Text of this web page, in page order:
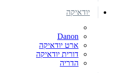
יודאיקה
Danon
ארט יודאיקה
דורית יודאיקה
הדריה